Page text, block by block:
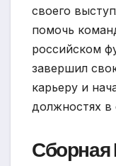
своего
помочь
российском
завершил
карьеру и
должностях в
Сборная